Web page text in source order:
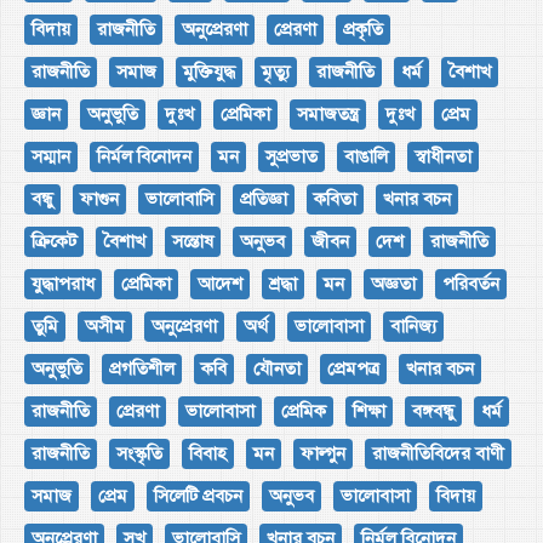
বিদায়
রাজনীতি অনুপ্রেরণা প্রেরণা
প্রকৃতি
রাজনীতি
সমাজ মুক্তিযুদ্ধ মৃত্যু রাজনীতি ধর্ম
বৈশাখ
জ্ঞান
অনুভুতি দুঃখ প্রেমিকা সমাজতন্ত্র দুঃখ
প্রেম
সম্মান
নির্মল বিনোদন মন সুপ্রভাত বাঙালি
স্বাধীনতা
বন্ধু
ফাগুন ভালোবাসি প্রতিজ্ঞা কবিতা
খনার বচন
ক্রিকেট
বৈশাখ সন্তোষ অনুভব জীবন দেশ
রাজনীতি
যুদ্ধাপরাধ
প্রেমিকা আদেশ শ্রদ্ধা মন অজ্ঞতা
পরিবর্তন
তুমি
অসীম অনুপ্রেরণা অর্থ ভালোবাসা
বানিজ্য
অনুভুতি
প্রগতিশীল কবি যৌনতা প্রেমপত্র
খনার বচন
রাজনীতি
প্রেরণা ভালোবাসা প্রেমিক শিক্ষা বঙ্গবন্ধু
ধর্ম
রাজনীতি
সংস্কৃতি বিবাহ মন ফাল্গুন
রাজনীতিবিদের বাণী
সমাজ
প্রেম সিলেটি প্রবচন অনুভব ভালোবাসা
বিদায়
অনুপ্রেরণা
সুখ ভালোবাসি খনার বচন নির্মল বিনোদন